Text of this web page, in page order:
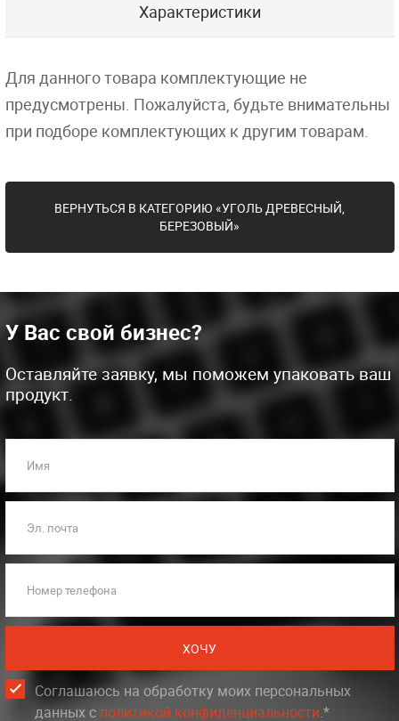
Характеристики
Для данного товара комплектующие не
предусмотрены. Пожалуйста, будьте внимательны
при подборе комплектующих к другим товарам.
ВЕРНУТЬСЯ В КАТЕГОРИЮ «УГОЛЬ ДРЕВЕСНЫЙ,
БЕРЕЗОВЫЙ»
У Вас свой бизнес?
Оставляйте заявку, мы поможем упаковать ваш
продукт.
Имя
Эл. почта
Номер телефона
ХОЧУ
Соглашаюсь на обработку моих персональных
данных c политикой конфиденциальности.*